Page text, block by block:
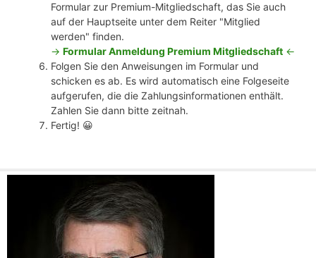
Formular zur Premium-Mitgliedschaft, das Sie auch
auf der Hauptseite unter dem Reiter "Mitglied
werden" finden.
-> Formular Anmeldung Premium Mitgliedschaft <-
Folgen Sie den Anweisungen im Formular und
schicken es ab. Es wird automatisch eine Folgeseite
aufgerufen, die die Zahlungsinformationen enthält.
Zahlen Sie dann bitte zeitnah.
Fertig! 😀